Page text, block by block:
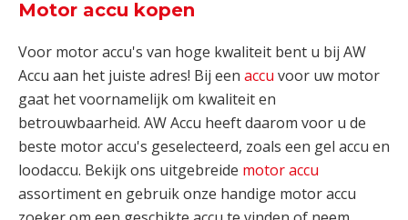
Motor accu kopen
Voor motor accu's van hoge kwaliteit bent u bij AW
Accu aan het juiste adres! Bij een accu voor uw motor
gaat het voornamelijk om kwaliteit en
betrouwbaarheid. AW Accu heeft daarom voor u de
beste motor accu's geselecteerd, zoals een gel accu en
loodaccu. Bekijk ons uitgebreide motor accu
assortiment en gebruik onze handige motor accu